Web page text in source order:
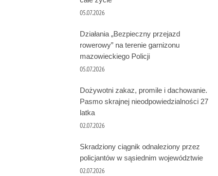
05.07.2026
Działania „Bezpieczny przejazd
rowerowy” na terenie garnizonu
mazowieckiego Policji
05.07.2026
Dożywotni zakaz, promile i dachowanie.
Pasmo skrajnej nieodpowiedzialności 27
latka
02.07.2026
Skradziony ciągnik odnaleziony przez
policjantów w sąsiednim województwie
02.07.2026